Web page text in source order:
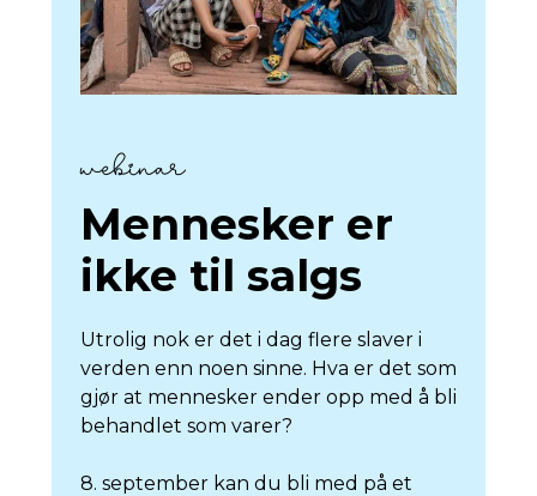
webinar
Mennesker er
ikke til salgs
Utrolig nok er det i dag flere slaver i
verden enn noen sinne. Hva er det som
gjør at mennesker ender opp med å bli
behandlet som varer?
8. september kan du bli med på et